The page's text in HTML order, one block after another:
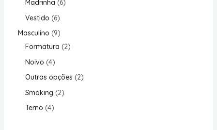
Madrinha 6
Vestido 6
Masculino 9
Formatura 2
Noivo 4
Outras opções 2
Smoking 2
Terno 4